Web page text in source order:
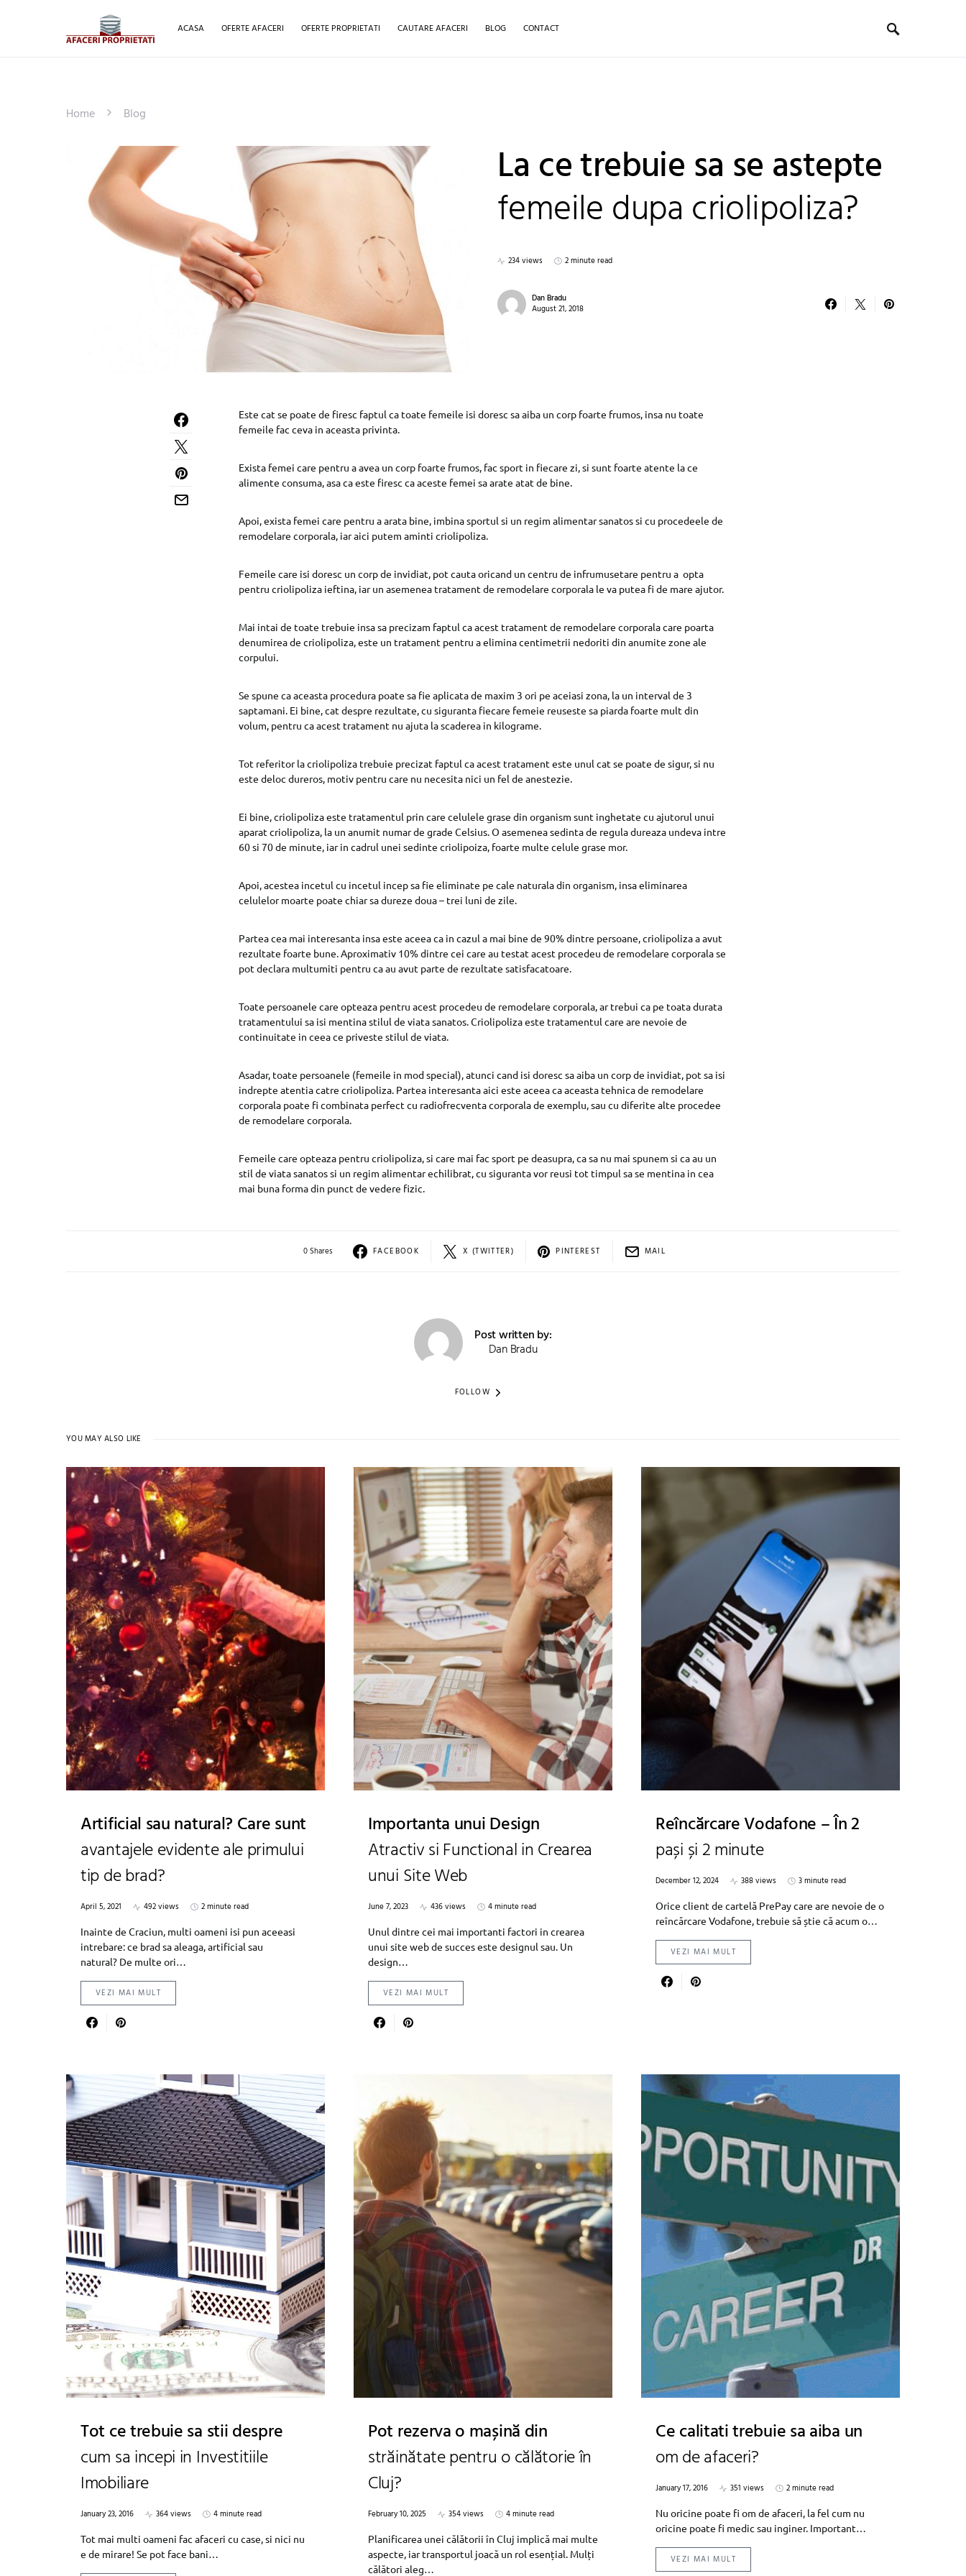
ACASA OFERTE AFACERI OFERTE PROPRIETATI CAUTARE AFACERI BLOG CONTACT
Home Blog
La ce trebuie sa se astepte
femeile dupa criolipoliza?
234 views 2 minute read
Dan Bradu
August 21, 2018
Este cat se poate de firesc faptul ca toate femeile isi doresc sa aiba un corp foarte frumos, insa nu toate
femeile fac ceva in aceasta privinta.
Exista femei care pentru a avea un corp foarte frumos, fac sport in fiecare zi, si sunt foarte atente la ce
alimente consuma, asa ca este firesc ca aceste femei sa arate atat de bine.
Apoi, exista femei care pentru a arata bine, imbina sportul si un regim alimentar sanatos si cu procedeele de
remodelare corporala, iar aici putem aminti criolipoliza.
Femeile care isi doresc un corp de invidiat, pot cauta oricand un centru de infrumusetare pentru a opta
pentru criolipoliza ieftina, iar un asemenea tratament de remodelare corporala le va putea fi de mare ajutor.
Mai intai de toate trebuie insa sa precizam faptul ca acest tratament de remodelare corporala care poarta
denumirea de criolipoliza, este un tratament pentru a elimina centimetrii nedoriti din anumite zone ale
corpului.
Se spune ca aceasta procedura poate sa fie aplicata de maxim 3 ori pe aceiasi zona, la un interval de 3
saptamani. Ei bine, cat despre rezultate, cu siguranta fiecare femeie reuseste sa piarda foarte mult din
volum, pentru ca acest tratament nu ajuta la scaderea in kilograme.
Tot referitor la criolipoliza trebuie precizat faptul ca acest tratament este unul cat se poate de sigur, si nu
este deloc dureros, motiv pentru care nu necesita nici un fel de anestezie.
Ei bine, criolipoliza este tratamentul prin care celulele grase din organism sunt inghetate cu ajutorul unui
aparat criolipoliza, la un anumit numar de grade Celsius. O asemenea sedinta de regula dureaza undeva intre
60 si 70 de minute, iar in cadrul unei sedinte criolipoiza, foarte multe celule grase mor.
Apoi, acestea incetul cu incetul incep sa fie eliminate pe cale naturala din organism, insa eliminarea
celulelor moarte poate chiar sa dureze doua – trei luni de zile.
Partea cea mai interesanta insa este aceea ca in cazul a mai bine de 90% dintre persoane, criolipoliza a avut
rezultate foarte bune. Aproximativ 10% dintre cei care au testat acest procedeu de remodelare corporala se
pot declara multumiti pentru ca au avut parte de rezultate satisfacatoare.
Toate persoanele care opteaza pentru acest procedeu de remodelare corporala, ar trebui ca pe toata durata
tratamentului sa isi mentina stilul de viata sanatos. Criolipoliza este tratamentul care are nevoie de
continuitate in ceea ce priveste stilul de viata.
Asadar, toate persoanele (femeile in mod special), atunci cand isi doresc sa aiba un corp de invidiat, pot sa isi
indrepte atentia catre criolipoliza. Partea interesanta aici este aceea ca aceasta tehnica de remodelare
corporala poate fi combinata perfect cu radiofrecventa corporala de exemplu, sau cu diferite alte procedee
de remodelare corporala.
Femeile care opteaza pentru criolipoliza, si care mai fac sport pe deasupra, ca sa nu mai spunem si ca au un
stil de viata sanatos si un regim alimentar echilibrat, cu siguranta vor reusi tot timpul sa se mentina in cea
mai buna forma din punct de vedere fizic.
0 Shares FACEBOOK X (TWITTER) PINTEREST MAIL
Post written by:
Dan Bradu
FOLLOW
YOU MAY ALSO LIKE
Artificial sau natural? Care sunt
avantajele evidente ale primului
tip de brad?
April 5, 2021 492 views
2 minute read
Inainte de Craciun, multi oameni isi pun aceeasi
intrebare: ce brad sa aleaga, artificial sau
natural? De multe ori…
VEZI MAI MULT
Importanta unui Design
Atractiv si Functional in Crearea
unui Site Web
June 7, 2023 436 views
4 minute read
Unul dintre cei mai importanti factori in crearea
unui site web de succes este designul sau. Un
design…
VEZI MAI MULT
Reîncărcare Vodafone – În 2
pași și 2 minute
December 12, 2024 388 views
3 minute read
Orice client de cartelă PrePay care are nevoie de o
reîncărcare Vodafone, trebuie să știe că acum o…
VEZI MAI MULT
Tot ce trebuie sa stii despre
cum sa incepi in Investitiile
Imobiliare
January 23, 2016 364 views
4 minute read
Tot mai multi oameni fac afaceri cu case, si nici nu
e de mirare! Se pot face bani…
Pot rezerva o mașină din
străinătate pentru o călătorie în
Cluj?
February 10, 2025 354 views
4 minute read
Planificarea unei călătorii în Cluj implică mai multe
aspecte, iar transportul joacă un rol esențial. Mulți
călători aleg…
Ce calitati trebuie sa aiba un
om de afaceri?
January 17, 2016 351 views
2 minute read
Nu oricine poate fi om de afaceri, la fel cum nu
oricine poate fi medic sau inginer. Important…
VEZI MAI MULT